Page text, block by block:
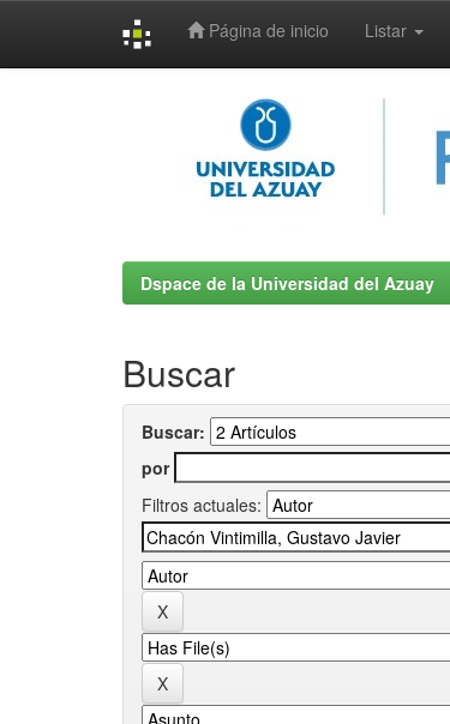
Página de inicio Listar
Dspace de la Universidad del Azuay
Buscar
Buscar:
por
Filtros actuales: